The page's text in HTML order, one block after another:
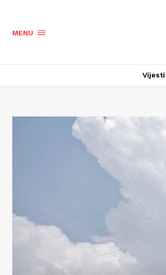
MENU
Vijesti